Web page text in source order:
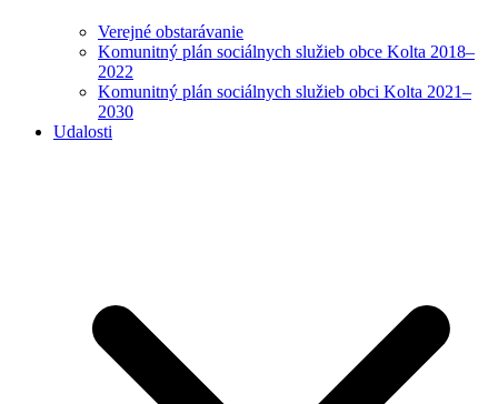
Verejné obstarávanie
Komunitný plán sociálnych služieb obce Kolta 2018–
2022
Komunitný plán sociálnych služieb obci Kolta 2021–
2030
Udalosti